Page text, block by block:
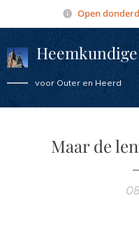
Open
Overmere
voor Outer en Heerd
Maar de